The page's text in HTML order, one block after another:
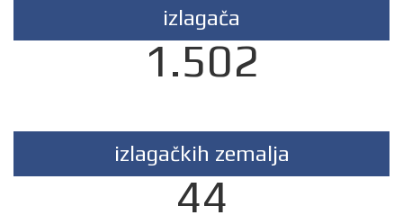
izlagača
1.502
izlagačkih zemalja
44